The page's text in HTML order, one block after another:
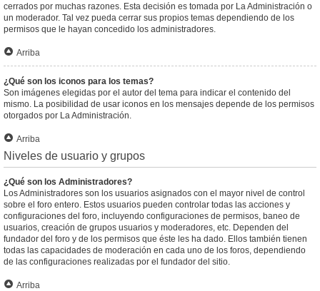
cerrados por muchas razones. Esta decisión es tomada por La Administración o
un moderador. Tal vez pueda cerrar sus propios temas dependiendo de los
permisos que le hayan concedido los administradores.
Arriba
¿Qué son los iconos para los temas?
Son imágenes elegidas por el autor del tema para indicar el contenido del
mismo. La posibilidad de usar iconos en los mensajes depende de los permisos
otorgados por La Administración.
Arriba
Niveles de usuario y grupos
¿Qué son los Administradores?
Los Administradores son los usuarios asignados con el mayor nivel de control
sobre el foro entero. Estos usuarios pueden controlar todas las acciones y
configuraciones del foro, incluyendo configuraciones de permisos, baneo de
usuarios, creación de grupos usuarios y moderadores, etc. Dependen del
fundador del foro y de los permisos que éste les ha dado. Ellos también tienen
todas las capacidades de moderación en cada uno de los foros, dependiendo
de las configuraciones realizadas por el fundador del sitio.
Arriba